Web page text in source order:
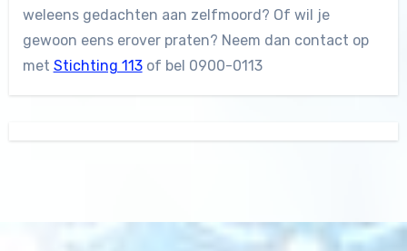
weleens gedachten aan zelfmoord? Of wil je
gewoon eens erover praten? Neem dan contact op
met Stichting 113of bel 0900-0113